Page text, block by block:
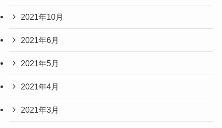
2021年10月
2021年6月
2021年5月
2021年4月
2021年3月